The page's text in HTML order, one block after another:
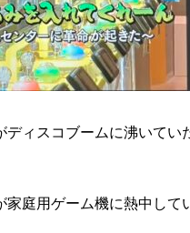
ディスコブームに沸いてい
家庭用ゲーム機に熱中して